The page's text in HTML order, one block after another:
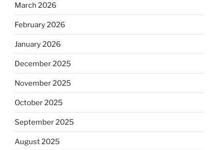
March 2026
February 2026
January 2026
December 2025
November 2025
October 2025
September 2025
August 2025